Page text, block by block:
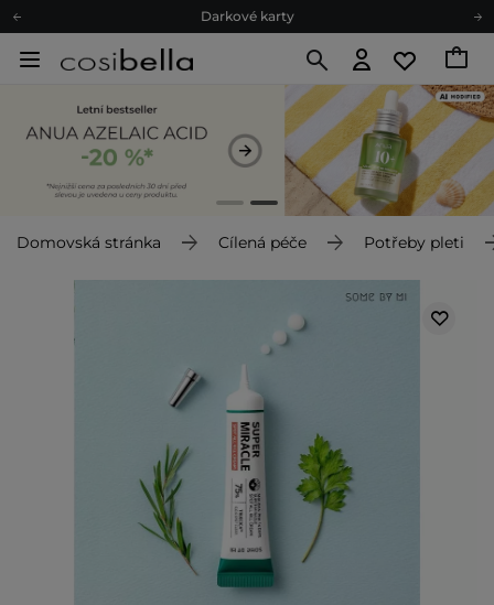
Ekologické balení
Doporučovací Program
Odeslání do 24 hod.
Ekologické balení
Domovská stránka Cílená péče Potřeby pleti